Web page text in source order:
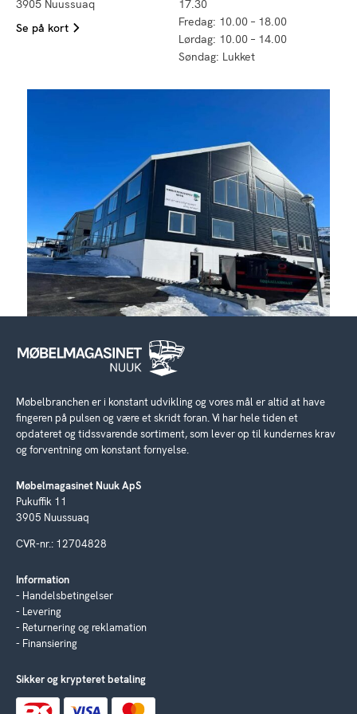
3905 Nuussuaq
Se på kort
17.30
Fredag: 10.00 – 18.00
Lørdag: 10.00 – 14.00
Søndag: Lukket
Møbelbranchen er i konstant udvikling og vores mål er altid at have
fingeren på pulsen og være et skridt foran. Vi har hele tiden et
opdateret og tidssvarende sortiment, som lever op til kundernes krav
og forventning om konstant fornyelse.
Møbelmagasinet Nuuk ApS
Pukuffik 11
3905 Nuussuaq
CVR-nr.: 12704828
Information
Handelsbetingelser
Levering
Returnering og reklamation
Finansiering
Sikker og krypteret betaling